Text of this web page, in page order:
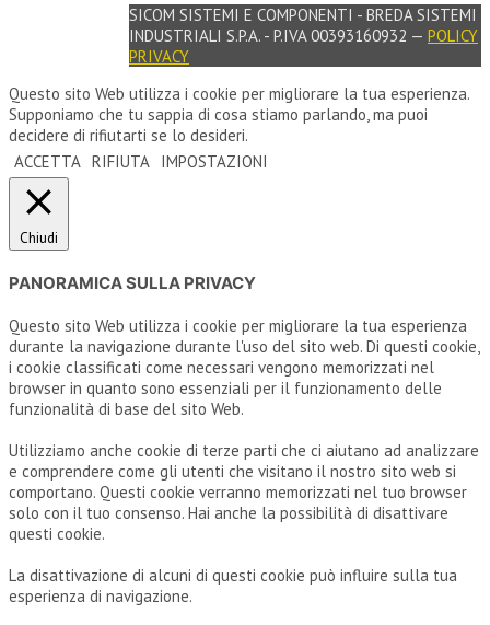
SICOM SISTEMI E COMPONENTI - BREDA SISTEMI
INDUSTRIALI S.P.A. - P.IVA 00393160932 — POLICY
PRIVACY
Questo sito Web utilizza i cookie per migliorare la tua esperienza.
Supponiamo che tu sappia di cosa stiamo parlando, ma puoi
decidere di rifiutarti se lo desideri.
ACCETTA RIFIUTA IMPOSTAZIONI
Chiudi
PANORAMICA SULLA PRIVACY
Questo sito Web utilizza i cookie per migliorare la tua esperienza
durante la navigazione durante l'uso del sito web. Di questi cookie,
i cookie classificati come necessari vengono memorizzati nel
browser in quanto sono essenziali per il funzionamento delle
funzionalità di base del sito Web.
Utilizziamo anche cookie di terze parti che ci aiutano ad analizzare
e comprendere come gli utenti che visitano il nostro sito web si
comportano. Questi cookie verranno memorizzati nel tuo browser
solo con il tuo consenso. Hai anche la possibilità di disattivare
questi cookie.
La disattivazione di alcuni di questi cookie può influire sulla tua
esperienza di navigazione.